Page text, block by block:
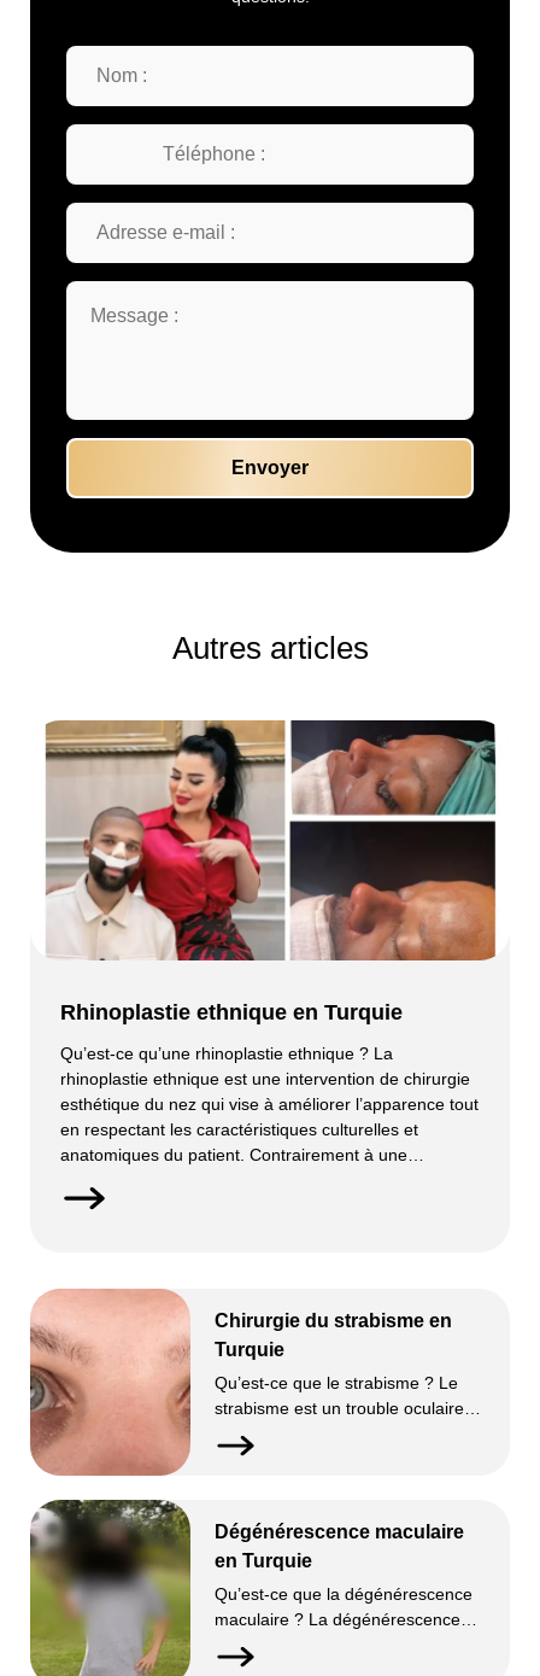
Autres articles
Rhinoplastie ethnique en Turquie
Qu’est-ce qu’une rhinoplastie ethnique ? La
rhinoplastie ethnique est une intervention de chirurgie
esthétique du nez qui vise à améliorer l’apparence tout
en respectant les caractéristiques culturelles et
anatomiques du patient. Contrairement à une
standardiser le nez. Elle préserve l’identité faciale
Chirurgie du strabisme en
Turquie
Qu’est-ce que le strabisme ? Le
strabisme est un trouble oculaire
caractérisé par un mauvais
alignement des yeux, empêchant
œil peut dévier vers l’intérieur,
l’extérieur, le haut ou le bas. Cette
condition perturbe la coordination
visuelle. Elle peut entraîner une
Dégénérescence maculaire
en Turquie
Qu’est-ce que la dégénérescence
maculaire ? La dégénérescence
maculaire est une maladie oculaire
chronique qui affecte la macula,